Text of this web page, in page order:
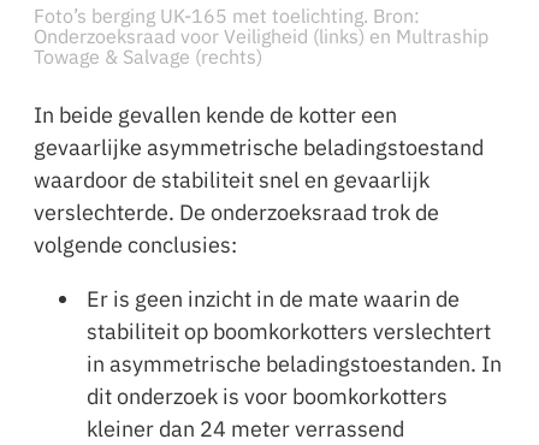
Foto’s berging UK-165 met toelichting. Bron:
Onderzoeksraad voor Veiligheid (links) en Multraship
Towage & Salvage (rechts)
In beide gevallen kende de kotter een
gevaarlijke asymmetrische beladingstoestand
waardoor de stabiliteit snel en gevaarlijk
verslechterde. De onderzoeksraad trok de
volgende conclusies:
Er is geen inzicht in de mate waarin de
stabiliteit op boomkorkotters verslechtert
in asymmetrische beladingstoestanden. In
dit onderzoek is voor boomkorkotters
kleiner dan 24 meter verrassend